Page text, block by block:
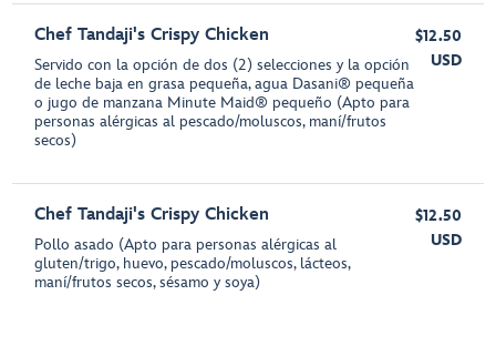
Chef Tandaji's Crispy Chicken
Servido con la opción de dos (2) selecciones y la opción
de leche baja en grasa pequeña, agua Dasani® pequeña
o jugo de manzana Minute Maid® pequeño (Apto para
personas alérgicas al pescado/moluscos, maní/frutos
secos)
$12.50
USD
Chef Tandaji's Crispy Chicken
Pollo asado (Apto para personas alérgicas al
gluten/trigo, huevo, pescado/moluscos, lácteos,
maní/frutos secos, sésamo y soya)
$12.50
USD